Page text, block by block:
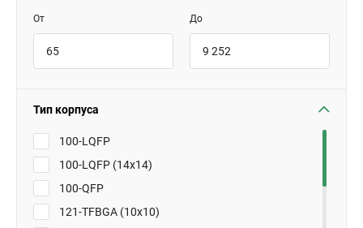
От До
Тип корпуса
100-LQFP
100-LQFP (14x14)
100-QFP
121-TFBGA (10x10)